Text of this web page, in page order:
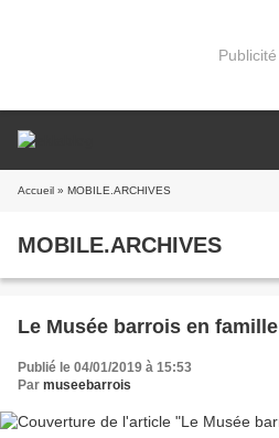
Publicité
Accueil » MOBILE.ARCHIVES
MOBILE.ARCHIVES
Le Musée barrois en famille
Publié le 04/01/2019 à 15:53
Par museebarrois